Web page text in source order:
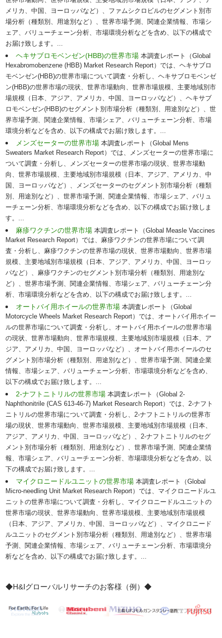
メリカ、中国、ヨーロッパなど）、ファムシクロビルのセグメント別市
場分析（種類別、用途別など）、世界市場予測、関連企業情報、市場シ
ェア、バリューチェーン分析、市場環境分析などを含め、以下の構成で
お届け致します。...
ヘキサブロモベンゼン(HBB)の世界市場本調査レポート（Global
Hexabromobenzene (HBB) Market Research Report）では、ヘキサブロ
モベンゼン(HBB)の世界市場について調査・分析し、ヘキサブロモベンゼ
ン(HBB)の世界市場の現状、世界市場動向、世界市場規模、主要地域別市
場規模（日本、アジア、アメリカ、中国、ヨーロッパなど）、ヘキサブ
ロモベンゼン(HBB)のセグメント別市場分析（種類別、用途別など）、世
界市場予測、関連企業情報、市場シェア、バリューチェーン分析、市場
環境分析などを含め、以下の構成でお届け致します。...
メンズセーターの世界市場本調査レポート（Global Mens
Sweaters Market Research Report）では、メンズセーターの世界市場に
ついて調査・分析し、メンズセーターの世界市場の現状、世界市場動
向、世界市場規模、主要地域別市場規模（日本、アジア、アメリカ、中
国、ヨーロッパなど）、メンズセーターのセグメント別市場分析（種類
別、用途別など）、世界市場予測、関連企業情報、市場シェア、バリュ
ーチェーン分析、市場環境分析などを含め、以下の構成でお届け致しま
す。...
麻疹ワクチンの世界市場本調査レポート（Global Measle Vaccines
Market Research Report）では、麻疹ワクチンの世界市場について調
査・分析し、麻疹ワクチンの世界市場の現状、世界市場動向、世界市場
規模、主要地域別市場規模（日本、アジア、アメリカ、中国、ヨーロッ
パなど）、麻疹ワクチンのセグメント別市場分析（種類別、用途別な
ど）、世界市場予測、関連企業情報、市場シェア、バリューチェーン分
析、市場環境分析などを含め、以下の構成でお届け致します。...
オートバイ用ホイールの世界市場本調査レポート（Global
Motorcycle Wheels Market Research Report）では、オートバイ用ホイー
ルの世界市場について調査・分析し、オートバイ用ホイールの世界市場
の現状、世界市場動向、世界市場規模、主要地域別市場規模（日本、ア
ジア、アメリカ、中国、ヨーロッパなど）、オートバイ用ホイールのセ
グメント別市場分析（種類別、用途別など）、世界市場予測、関連企業
情報、市場シェア、バリューチェーン分析、市場環境分析などを含め、
以下の構成でお届け致します。...
2-ナフトニトリルの世界市場本調査レポート（Global 2-
Naphthonitrile (CAS 613-46-7) Market Research Report）では、2-ナフト
ニトリルの世界市場について調査・分析し、2-ナフトニトリルの世界市
場の現状、世界市場動向、世界市場規模、主要地域別市場規模（日本、
アジア、アメリカ、中国、ヨーロッパなど）、2-ナフトニトリルのセグ
メント別市場分析（種類別、用途別など）、世界市場予測、関連企業情
報、市場シェア、バリューチェーン分析、市場環境分析などを含め、以
下の構成でお届け致します。...
マイクロニードルユニットの世界市場本調査レポート（Global
Micro-needling Unit Market Research Report）では、マイクロニードルユ
ニットの世界市場について調査・分析し、マイクロニードルユニットの
世界市場の現状、世界市場動向、世界市場規模、主要地域別市場規模
（日本、アジア、アメリカ、中国、ヨーロッパなど）、マイクロニード
ルユニットのセグメント別市場分析（種類別、用途別など）、世界市場
予測、関連企業情報、市場シェア、バリューチェーン分析、市場環境分
析などを含め、以下の構成でお届け致します。...
◆H&Iグローバルリサーチのお客様（例）◆